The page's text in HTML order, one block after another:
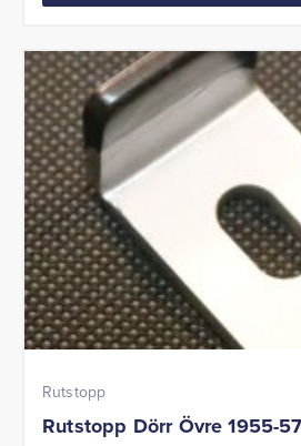
Rutstopp
Rutstopp Dörr Övre 1955-